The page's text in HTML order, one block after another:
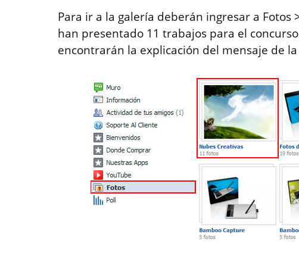
Para ir a la galería deberán ingresar a Fotos
han presentado 11 trabajos para el
encontrarán la explicación del mensaje de